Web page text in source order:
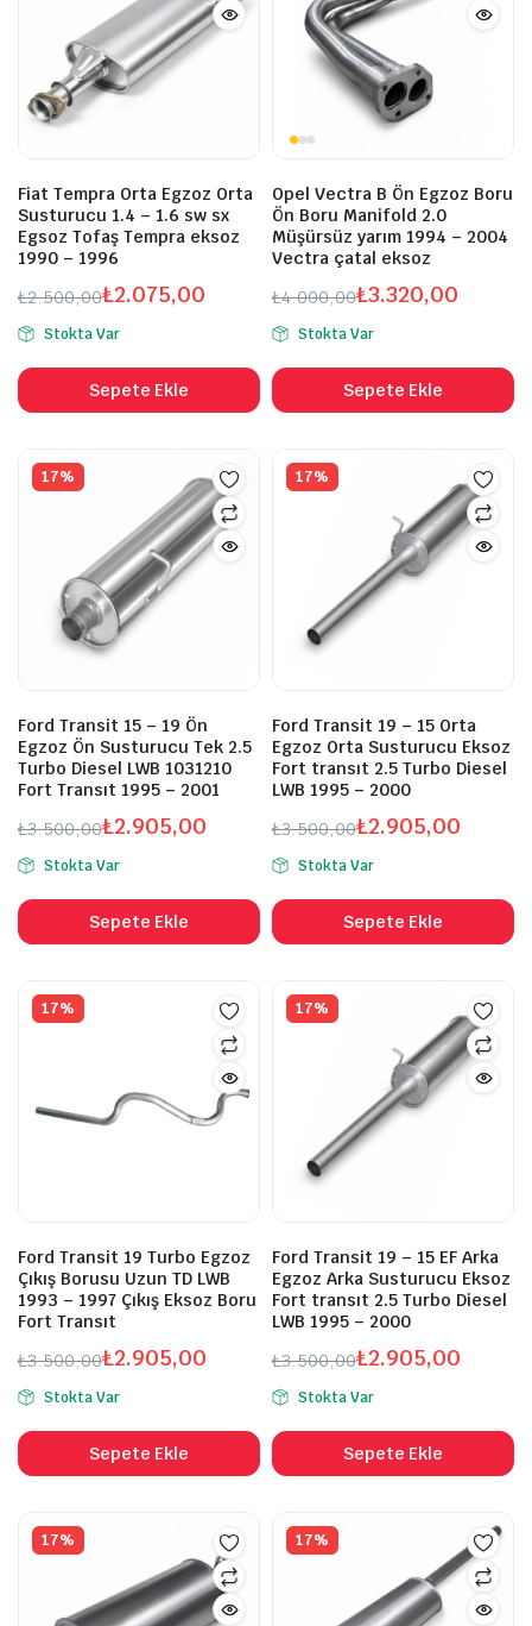
Fiat Tempra Orta Egzoz Orta
Susturucu 1.4 – 1.6 sw sx
Egsoz Tofaş Tempra eksoz
1990 – 1996
₺2.500,00
Orijinal
fiyat:
₺2.500,00.
₺2.075,00
Şu
andaki
fiyat:
₺2.075,00.
Stokta Var
Sepete Ekle
Opel Vectra B Ön Egzoz Boru
Ön Boru Manifold 2.0
Müşürsüz yarım 1994 – 2004
Vectra çatal eksoz
₺4.000,00
Orijinal
fiyat:
₺4.000,00.
₺3.320,00
Şu
andaki
fiyat:
₺3.320,00.
Stokta Var
Sepete Ekle
17%
Ford Transit 15 – 19 Ön
Egzoz Ön Susturucu Tek 2.5
Turbo Diesel LWB 1031210
Fort Transıt 1995 – 2001
₺3.500,00
Orijinal
fiyat:
₺3.500,00.
₺2.905,00
Şu
andaki
fiyat:
₺2.905,00.
Stokta Var
Sepete Ekle
17%
Ford Transit 19 – 15 Orta
Egzoz Orta Susturucu Eksoz
Fort transıt 2.5 Turbo Diesel
LWB 1995 – 2000
₺3.500,00
Orijinal
fiyat:
₺3.500,00.
₺2.905,00
Şu
andaki
fiyat:
₺2.905,00.
Stokta Var
Sepete Ekle
17%
Ford Transit 19 Turbo Egzoz
Çıkış Borusu Uzun TD LWB
1993 – 1997 Çıkış Eksoz Boru
Fort Transıt
₺3.500,00
Orijinal
fiyat:
₺3.500,00.
₺2.905,00
Şu
andaki
fiyat:
₺2.905,00.
Stokta Var
Sepete Ekle
17%
Ford Transit 19 – 15 EF Arka
Egzoz Arka Susturucu Eksoz
Fort transıt 2.5 Turbo Diesel
LWB 1995 – 2000
₺3.500,00
Orijinal
fiyat:
₺3.500,00.
₺2.905,00
Şu
andaki
fiyat:
₺2.905,00.
Stokta Var
Sepete Ekle
17% 17%